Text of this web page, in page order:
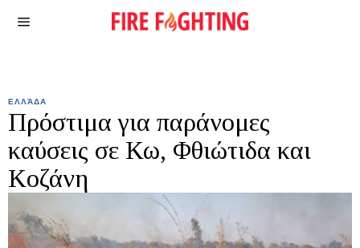
ΕΛΛΆΔΑ
Πρόστιμα για παράνομες
καύσεις σε Κω, Φθιώτιδα και
Κοζάνη